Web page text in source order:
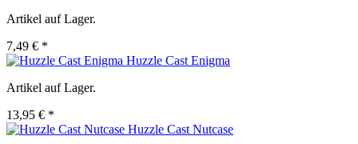
Artikel auf Lager.
7,49 € *
Huzzle Cast Enigma
Artikel auf Lager.
13,95 € *
Huzzle Cast Nutcase